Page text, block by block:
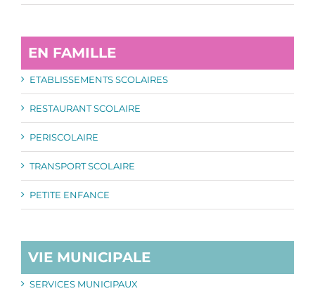
EN FAMILLE
ETABLISSEMENTS SCOLAIRES
RESTAURANT SCOLAIRE
PERISCOLAIRE
TRANSPORT SCOLAIRE
PETITE ENFANCE
VIE MUNICIPALE
SERVICES MUNICIPAUX